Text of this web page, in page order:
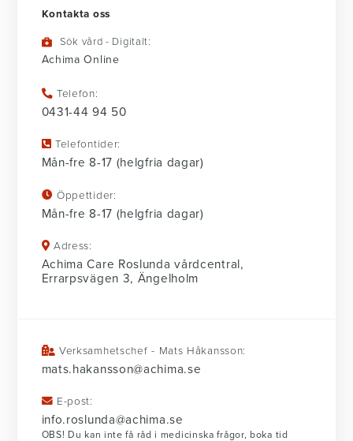
Kontakta oss
Sök vård - Digitalt:
Achima Online
Telefon:
0431-44 94 50
Telefontider:
Mån-fre 8-17 (helgfria dagar)
Öppettider:
Mån-fre 8-17 (helgfria dagar)
Adress:
Achima Care Roslunda vårdcentral,
Errarpsvägen 3, Ängelholm
Verksamhetschef - Mats Håkansson:
mats.hakansson@achima.se
E-post:
info.roslunda@achima.se
OBS! Du kan inte få råd i medicinska frågor, boka tid